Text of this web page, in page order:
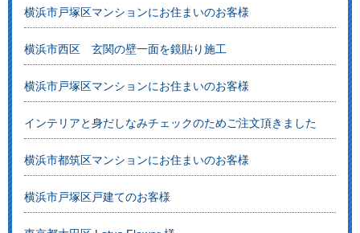
横浜市戸塚区マンションにお住まいのお客様
横浜市西区 玄関の壁一面を鏡貼り施工
横浜市戸塚区マンションにお住まいのお客様
インテリアと身だしなみチェックのためご注文頂きました
横浜市都筑区マンションにお住まいのお客様
横浜市戸塚区戸建てのお客様